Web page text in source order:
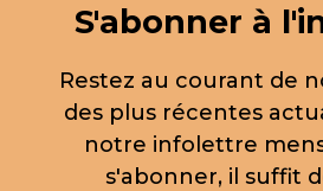
S'abonner à
Restez au courant de
des plus récentes
notre infolettre
s'abonner, il suffit